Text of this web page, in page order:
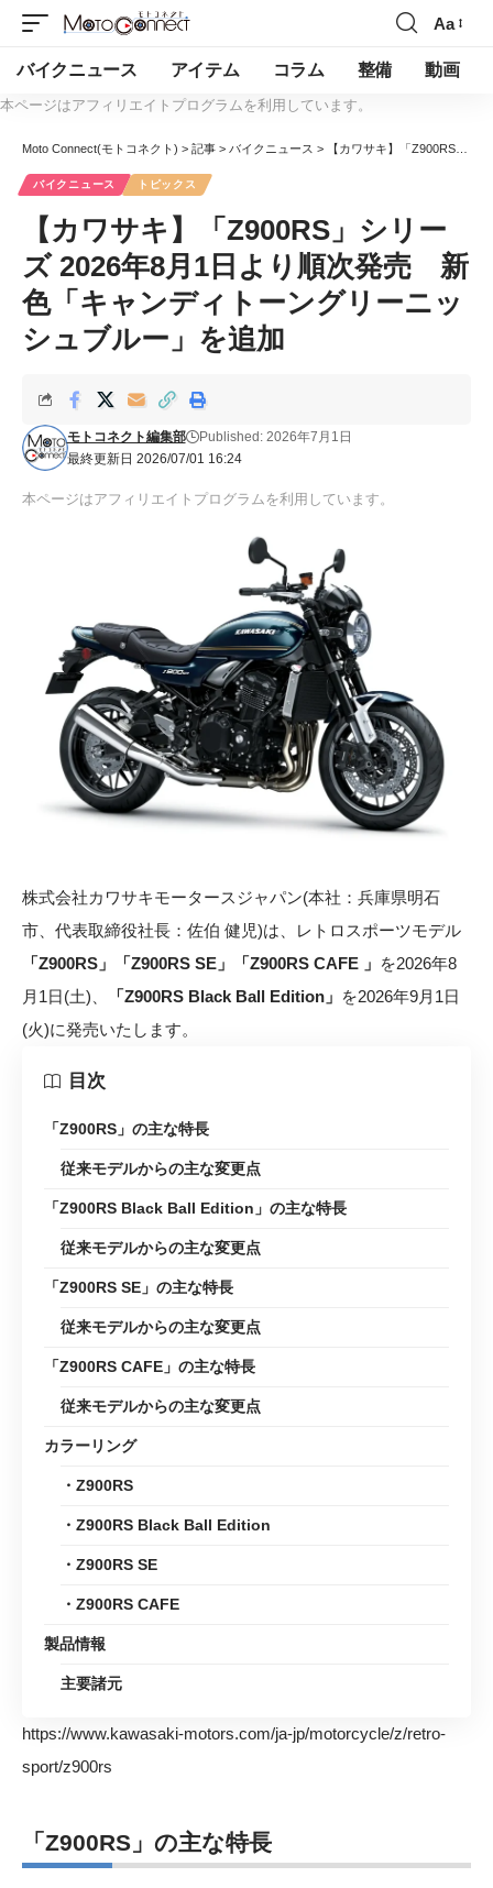
Aa
バイクニュース アイテム コラム 整備 動画
本ページはアフィリエイトプログラムを利用しています。
Moto Connect(モトコネクト) > 記事 > バイクニュース > 【カワサキ】「Z900RS」シリーズ 2026年8月1日より順次発売 新色「キャンディトーングリーニッシュブルー」を追加
バイクニュース トピックス
【カワサキ】「Z900RS」シリー
ズ 2026年8月1日より順次発売 新
色「キャンディトーングリーニッ
シュブルー」を追加
最終更新日 2026/07/01 16:24
モトコネクト編集部 Published: 2026年7月1日
本ページはアフィリエイトプログラムを利用しています。
株式会社カワサキモータースジャパン(本社：兵庫県明石
市、代表取締役社長：佐伯 健児)は、レトロスポーツモデル
「Z900RS」「Z900RS SE」「Z900RS CAFE 」 を2026年8
月1日(土)、
「Z900RS Black Ball Edition」 を2026年9月1日
(火)に発売いたします。
目次
「Z900RS」の主な特長
従来モデルからの主な変更点
「Z900RS Black Ball Edition」の主な特長
従来モデルからの主な変更点
「Z900RS SE」の主な特長
従来モデルからの主な変更点
「Z900RS CAFE」の主な特長
従来モデルからの主な変更点
カラーリング
・Z900RS
・Z900RS Black Ball Edition
・Z900RS SE
・Z900RS CAFE
製品情報
主要諸元
https://www.kawasaki-motors.com/ja-jp/motorcycle/z/retro-
sport/z900rs
「Z900RS」の主な特長